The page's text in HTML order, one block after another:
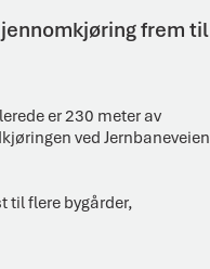
frem til
er 230 meter av
ved Jernbaneveien
til flere bygårder,